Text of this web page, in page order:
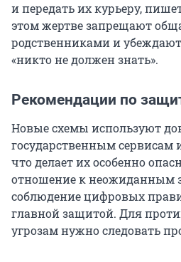
и передать их курьеру,
этом жертве запрещают
родственниками и
«никто не должен знать».
Рекомендации по
Новые схемы используют
государственным сервисам
что делает их особенно
отношение к неожиданным
соблюдение цифровых
главной защитой. Для
угрозам нужно следовать